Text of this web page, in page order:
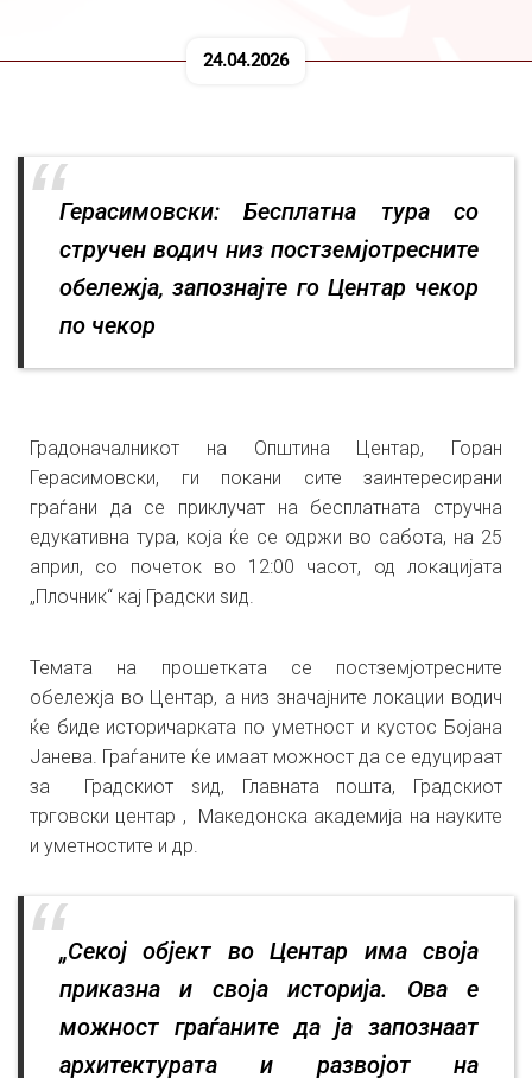
24.04.2026
Герасимовски: Бесплатна тура со
стручен водич низ постземјотресните
обележја, запознајте го Центар чекор
по чекор
Градоначалникот на Општина Центар, Горан
Герасимовски, ги покани сите заинтересирани
граѓани да се приклучат на бесплатната стручна
едукативна тура, која ќе се одржи во сабота, на 25
април, со почеток во 12:00 часот, од локацијата
„Плочник“ кај Градски ѕид.
Темата на прошетката се постземјотресните
обележја во Центар, а низ значајните локации водич
ќе биде историчарката по уметност и кустос Бојана
Јанева. Граѓаните ќе имаат можност да се едуцираат
за Градскиот ѕид, Главната пошта, Градскиот
трговски центар , Македонска академија на науките
и уметностите и др.
„Секој објект во Центар има своја
приказна и своја историја. Ова е
можност граѓаните да ја запознаат
архитектурата и развојот на